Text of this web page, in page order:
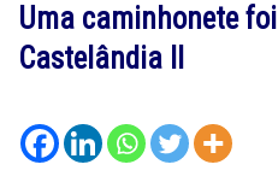
Uma caminhonete
Castelândia II